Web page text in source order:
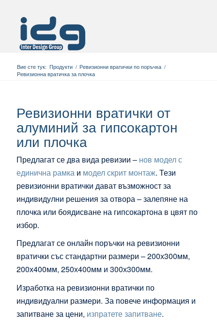
Вие сте тук: Продукти / Ревизионни вратички по поръчка /
Ревизионна вратичка за плочка
Ревизионни вратички от
алуминий за гипсокартон
или плочка
Предлагат се два вида ревизии – нов модел с
единична рамкаи модел скрит монтаж. Тези
ревизионни вратички дават възможност за
индивидулни решения за отвора – залепяне на
плочка или боядисване на гипсокартона в цвят по
избор.
Предлагат се онлайн поръчки на ревизионни
вратички със стандартни размери – 200х300мм,
200х400мм, 250х400мм и 300х300мм.
Изработка на ревизионни вратички по
индивидуални размери. За повече информация и
запитване за цени, изпратете запитване.